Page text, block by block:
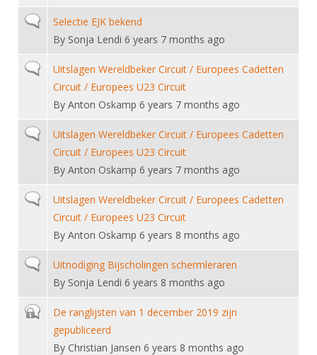
Normal topicSelectie EJK bekend
By Sonja Lendi 6 years 7 months ago
Normal topicUitslagen Wereldbeker Circuit / Europees Cadetten
Circuit / Europees U23 Circuit
By Anton Oskamp 6 years 7 months ago
Normal topicUitslagen Wereldbeker Circuit / Europees Cadetten
Circuit / Europees U23 Circuit
By Anton Oskamp 6 years 7 months ago
Normal topicUitslagen Wereldbeker Circuit / Europees Cadetten
Circuit / Europees U23 Circuit
By Anton Oskamp 6 years 8 months ago
Normal topicUitnodiging Bijscholingen schermleraren
By Sonja Lendi 6 years 8 months ago
Closed topicDe ranglijsten van 1 december 2019 zijn
gepubliceerd
By Christian Jansen 6 years 8 months ago